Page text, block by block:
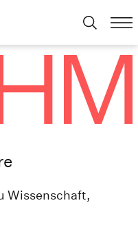
Wissenschaft,